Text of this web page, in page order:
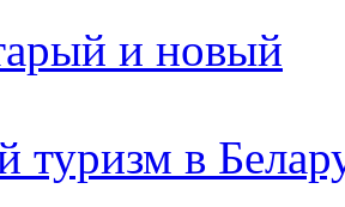
и новый
туризм в